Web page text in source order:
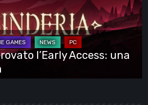
l’Early Access: una